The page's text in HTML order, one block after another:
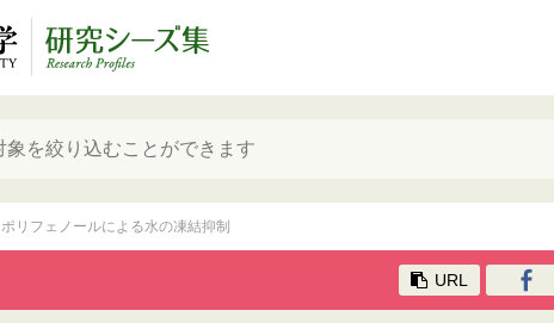
ポリフェノールによる水の凍結抑制
URL